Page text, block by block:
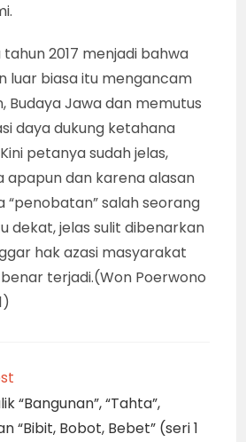
2017 menjadi bahwa
luar biasa itu mengancam
Budaya Jawa dan memutus
daya dukung ketahana
petanya sudah jelas,
apapun dan karena alasan
“penobatan” salah seorang
dekat, jelas sulit dibenarkan
hak azasi masyarakat
terjadi.(Won Poerwono
“Bangunan”, “Tahta”,
“Bibit, Bobot, Bebet” (seri 1